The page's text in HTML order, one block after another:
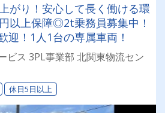
がり！安心して長く働ける環
以上保障◎2t乗務員募集中！
迎！1人1台の専属車両！
ビス 3PL事業部 北関東物流セン
休日5日以上